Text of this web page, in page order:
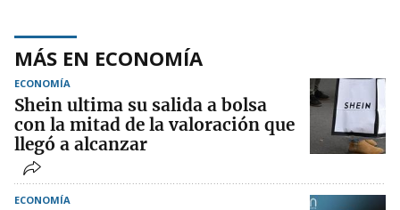
MÁS EN ECONOMÍA
ECONOMÍA
Shein ultima su salida a bolsa
con la mitad de la valoración que
llegó a alcanzar
ECONOMÍA